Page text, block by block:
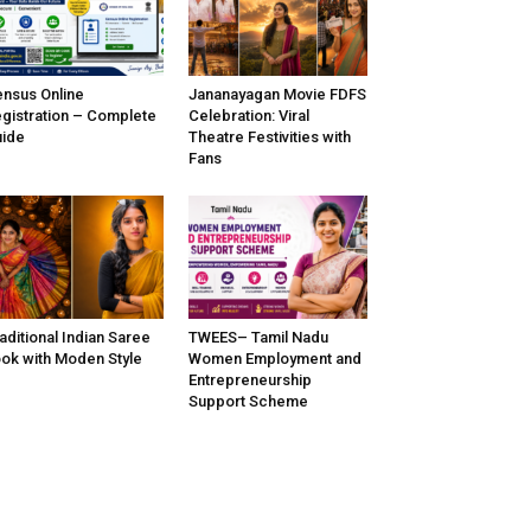
Online
– Complete
Jananayagan Movie FDFS
Celebration: Viral
Theatre Festivities with
Fans
Indian Saree
with Moden Style
TWEES– Tamil Nadu
Women Employment and
Entrepreneurship
Support Scheme